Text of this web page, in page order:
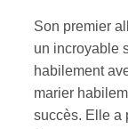
Son premier
un incroyable
habilement
marier
succès. Elle a